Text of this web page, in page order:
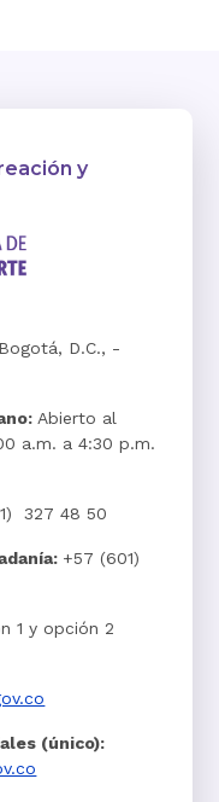
y
D.C., -
Abierto al
a.m. a 4:30 p.m.
327 48 50
+57 (601)
1 y opción 2
(único):